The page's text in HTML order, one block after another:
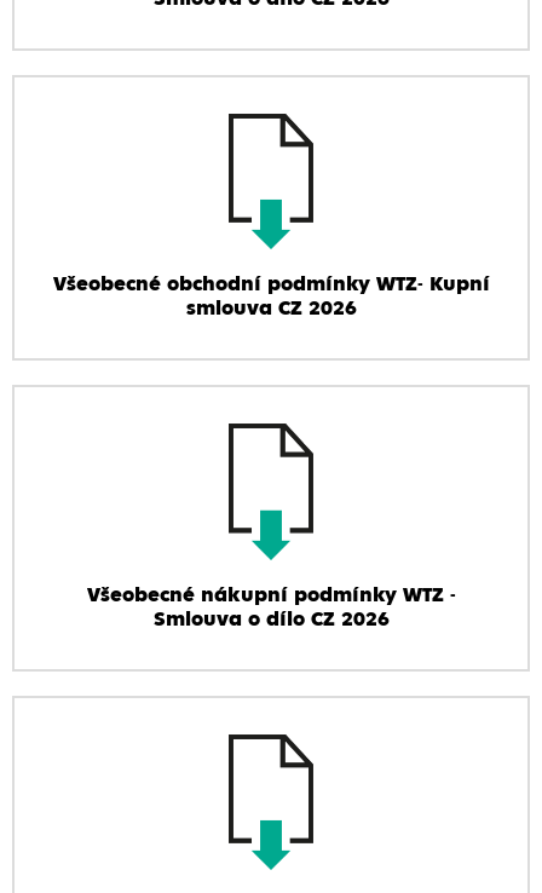
Všeobecné obchodní podmínky WTZ- Kupní
smlouva CZ 2026
Všeobecné nákupní podmínky WTZ -
Smlouva o dílo CZ 2026